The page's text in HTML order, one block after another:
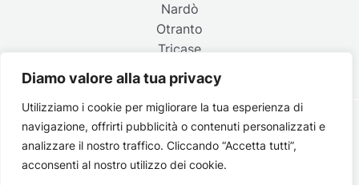
Diamo valore alla tua privacy
Utilizziamo i cookie per migliorare la tua esperienza di
navigazione, offrirti pubblicità o contenuti personalizzati e
analizzare il nostro traffico. Cliccando “Accetta tutti”,
acconsenti al nostro utilizzo dei cookie.
Nardò
Otranto
Tricase
Copyright © 2026 Belpaese | Periodico d'informazione del
Salento - P.IVA 4637850753 - Testata registrata il 18 gennaio